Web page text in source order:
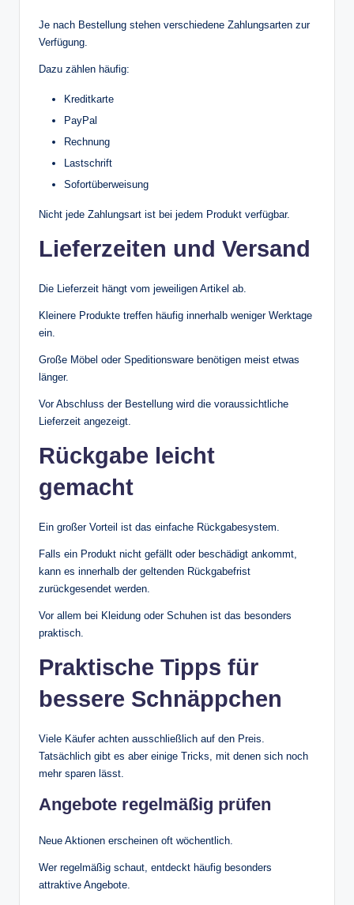
Je nach Bestellung stehen verschiedene Zahlungsarten zur
Verfügung.
Dazu zählen häufig:
Kreditkarte
PayPal
Rechnung
Lastschrift
Sofortüberweisung
Nicht jede Zahlungsart ist bei jedem Produkt verfügbar.
Lieferzeiten und Versand
Die Lieferzeit hängt vom jeweiligen Artikel ab.
Kleinere Produkte treffen häufig innerhalb weniger Werktage
ein.
Große Möbel oder Speditionsware benötigen meist etwas
länger.
Vor Abschluss der Bestellung wird die voraussichtliche
Lieferzeit angezeigt.
Rückgabe leicht
gemacht
Ein großer Vorteil ist das einfache Rückgabesystem.
Falls ein Produkt nicht gefällt oder beschädigt ankommt,
kann es innerhalb der geltenden Rückgabefrist
zurückgesendet werden.
Vor allem bei Kleidung oder Schuhen ist das besonders
praktisch.
Praktische Tipps für
bessere Schnäppchen
Viele Käufer achten ausschließlich auf den Preis.
Tatsächlich gibt es aber einige Tricks, mit denen sich noch
mehr sparen lässt.
Angebote regelmäßig prüfen
Neue Aktionen erscheinen oft wöchentlich.
Wer regelmäßig schaut, entdeckt häufig besonders
attraktive Angebote.